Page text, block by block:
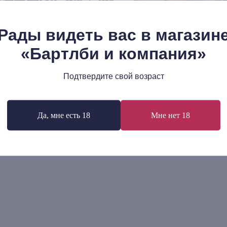
видеть вас в
«Бартлби и компания»
Подтвердите свой возраст
Да, мне есть 18 Мне нет 18
Хундертвассер:
пути. Размышления об
р.
Келли Гровье: Искусство